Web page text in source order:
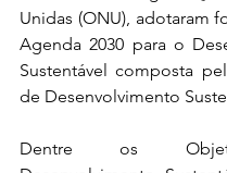
Unidas (ONU), adotaram
Agenda 2030 para o
Sustentável composta
de Desenvolvimento
Dentre os